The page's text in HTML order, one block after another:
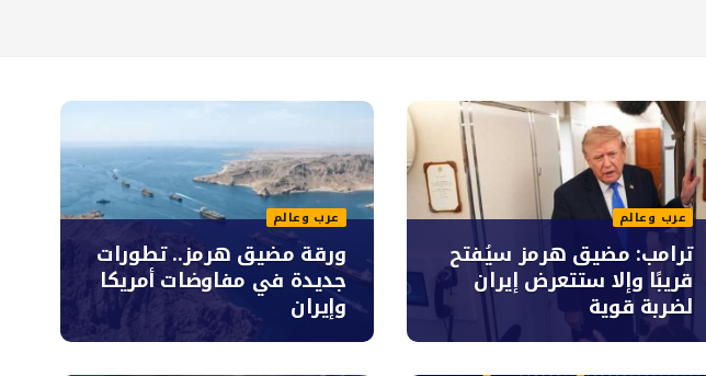
عرب وعالم
ترامب: مضيق هرمز سيُفتح
قريبًا وإلا ستتعرض إيران
لضربة قوية
عرب وعالم
ورقة مضيق هرمز.. تطورات
جديدة في مفاوضات أمريكا
وإيران